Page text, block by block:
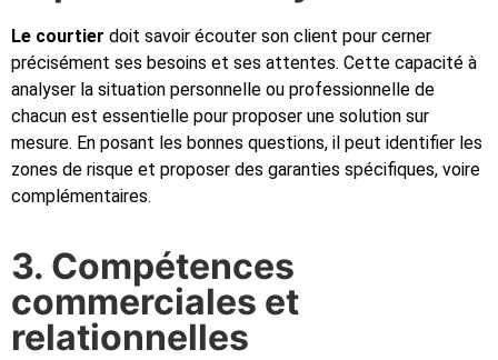
Le courtier doit savoir écouter son client pour cerner
précisément ses besoins et ses attentes. Cette capacité à
analyser la situation personnelle ou professionnelle de
chacun est essentielle pour proposer une solution sur
mesure. En posant les bonnes questions, il peut identifier les
zones de risque et proposer des garanties spécifiques, voire
complémentaires.
3. Compétences
commerciales et
relationnelles